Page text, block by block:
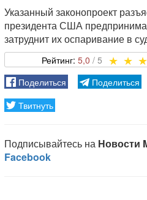
Указанный законопроект
президента США
затруднит их оспаривание в
5,0